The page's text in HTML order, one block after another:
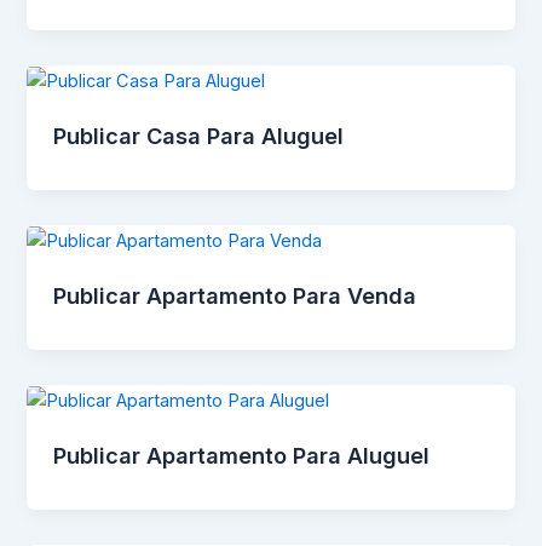
Publicar Casa Para Aluguel
Publicar Apartamento Para Venda
Publicar Apartamento Para Aluguel